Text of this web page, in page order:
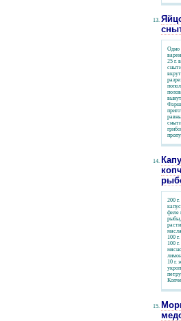
Одно
25 г.
Фарш
200
филе
рыбы,
100
100
10 г.